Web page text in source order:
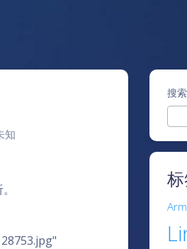
搜索
知